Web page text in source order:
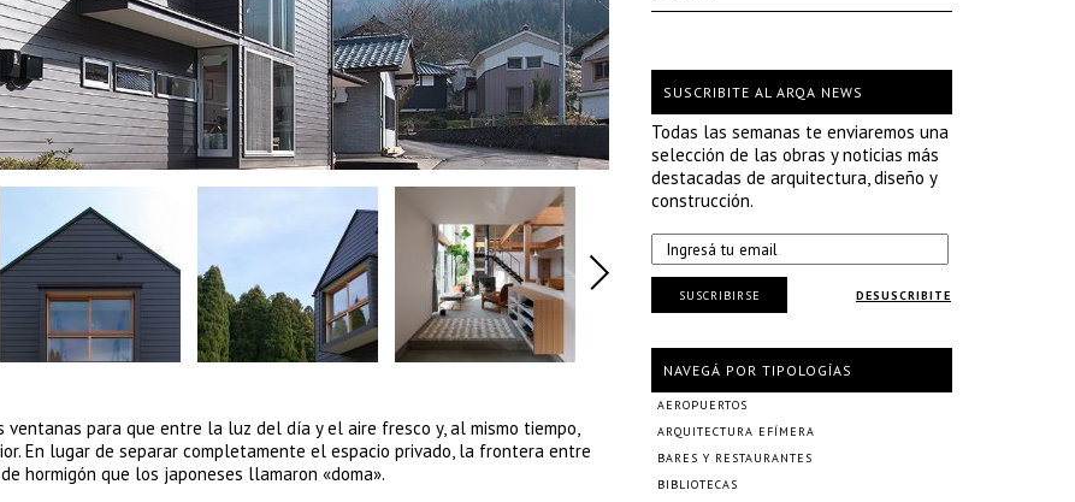
ventanas para que entre la luz del día y el aire fresco y, al mismo tiempo,
En lugar de separar completamente el espacio privado, la frontera entre
hormigón que los japoneses llamaron «doma».
SUSCRIBITE AL ARQA NEWS
Todas las semanas te enviaremos una
selección de las obras y noticias más
destacadas de arquitectura, diseño y
construcción.
DESUSCRIBITE
SUSCRIBIRSE
NAVEGÁ POR TIPOLOGÍAS
AEROPUERTOS
ARQUITECTURA EFÍMERA
BARES Y RESTAURANTES
BIBLIOTECAS